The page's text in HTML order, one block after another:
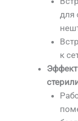
для
к